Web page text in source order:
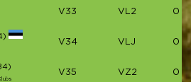
V33 VL2
V34 VLJ
V35 VZ2